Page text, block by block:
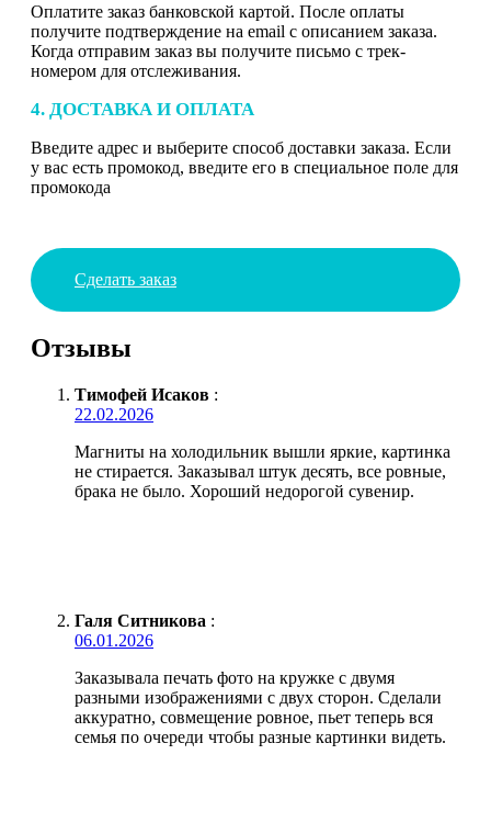
Оплатите заказ банковской картой. После оплаты
получите подтверждение на email с описанием заказа.
Когда отправим заказ вы получите письмо с трек-
номером для отслеживания.
4. ДОСТАВКА И ОПЛАТА
Введите адрес и выберите способ доставки заказа. Если
у вас есть промокод, введите его в специальное поле для
промокода
Сделать заказ
Отзывы
Тимофей Исаков :
22.02.2026
Магниты на холодильник вышли яркие, картинка
не стирается. Заказывал штук десять, все ровные,
брака не было. Хороший недорогой сувенир.
Галя Ситникова :
06.01.2026
Заказывала печать фото на кружке с двумя
разными изображениями с двух сторон. Сделали
аккуратно, совмещение ровное, пьет теперь вся
семья по очереди чтобы разные картинки видеть.